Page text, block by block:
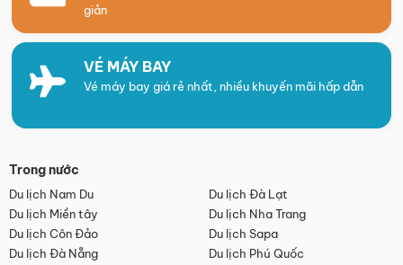
giản
VÉ MÁY BAY
Vé máy bay giá rẻ nhất, nhiều khuyến mãi hấp dẫn
Trong nước
Du lịch Nam Du
Du lịch Đà Lạt
Du lịch Miền tây
Du lịch Nha Trang
Du lịch Côn Đảo
Du lịch Sapa
Du lịch Đà Nẵng
Du lịch Phú Quốc